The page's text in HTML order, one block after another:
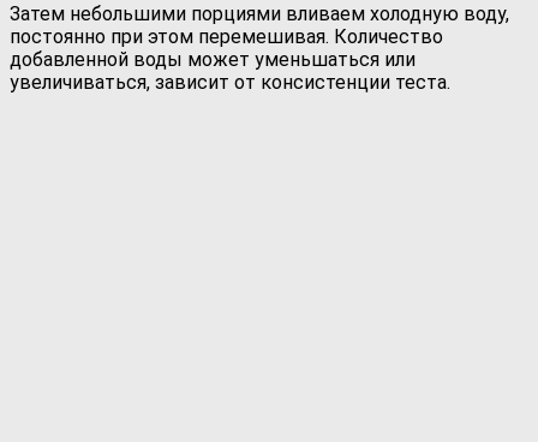
Затем небольшими порциями вливаем холодную воду,
постоянно при этом перемешивая. Количество
добавленной воды может уменьшаться или
увеличиваться, зависит от консистенции теста.